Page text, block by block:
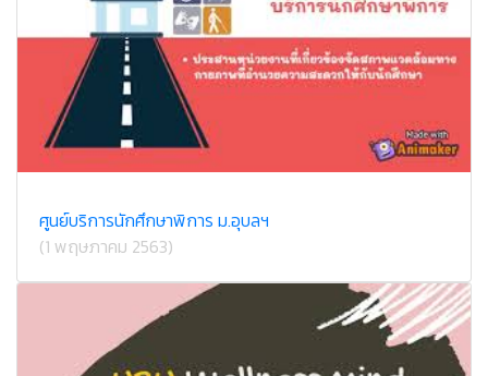
ศูนย์บริการนักศึกษาพิการ ม.อุบลฯ
(1 พฤษภาคม 2563)